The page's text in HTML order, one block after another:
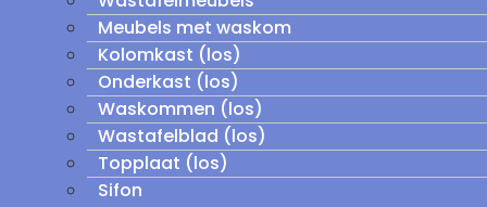
Meubels met waskom
Kolomkast (los)
Onderkast (los)
Waskommen (los)
Wastafelblad (los)
Topplaat (los)
Sifon